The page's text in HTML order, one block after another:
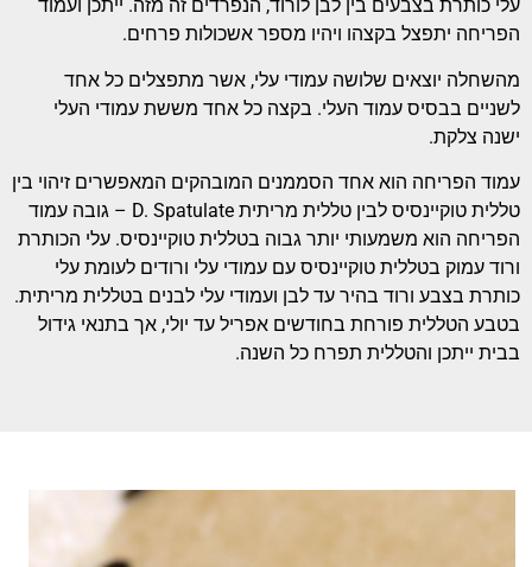
עלי כותרת בצבעים בין לבן לורוד, הנפרדים זה מזה. ייתכן ועמוד
הפריחה יתפצל בקצהו ויהיו מספר אשכולות פרחים.
מהשחלה יוצאים שלושה עמודי עלי, אשר מתפצלים כל אחד
לשניים בבסיס עמוד העלי. בקצה כל אחד מששת עמודי העלי
ישנה צלקת.
עמוד הפריחה הוא אחד הסממנים המובהקים המאפשרים זיהוי בין
טללית טוקיינסיס לבין טללית מריתית D. Spatulate – גובה עמוד
הפריחה הוא משמעותי יותר גבוה בטללית טוקיינסיס. עלי הכותרת
ורוד עמוק בטללית טוקיינסיס עם עמודי עלי ורודים לעומת עלי
כותרת בצבע ורוד בהיר עד לבן ועמודי עלי לבנים בטללית מריתית.
בטבע הטללית פורחת בחודשים אפריל עד יולי, אך בתנאי גידול
בבית ייתכן והטללית תפרח כל השנה.